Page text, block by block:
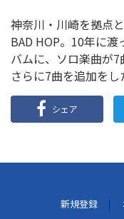
神奈川・川崎を拠点
BAD HOP。10年に
バムに、ソロ楽曲が7
さらに7曲を追加を
シェア
新規登録